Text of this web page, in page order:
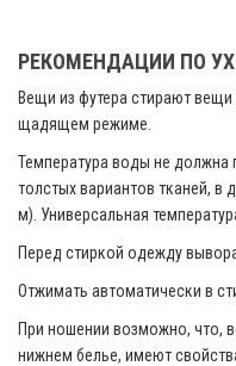
РЕКОМЕНДАЦИИ ПО
Вещи из футера стирают
щадящем режиме.
Температура воды не должна
толстых вариантов тканей, в
м). Универсальная
Перед стиркой одежду
Отжимать автоматически в
При ношении возможно, что,
нижнем белье, имеют